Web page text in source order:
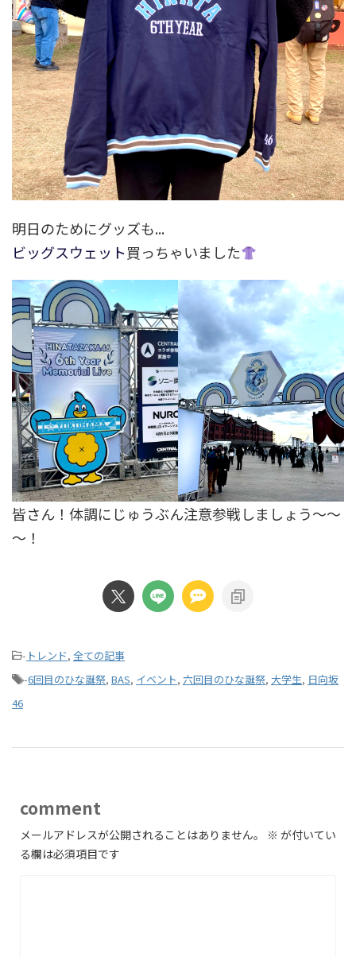
明日のためにグッズも...
ビッグスウェット買っちゃいました
皆さん！体調にじゅうぶん注意参戦しましょう～～
～！
- トレンド, 全ての記事
-6回目のひな誕祭, BAS, イベント, 六回目のひな誕祭, 大学生, 日向坂
46
comment
メールアドレスが公開されることはありません。 ※ が付いてい
る欄は必須項目です